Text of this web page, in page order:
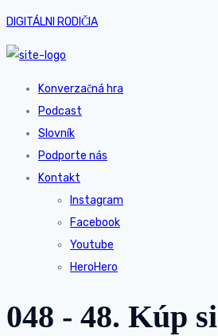
DIGITÁLNI RODIČIA
Konverzačná hra
Podcast
Slovník
Podporte nás
Kontakt
Instagram
Facebook
Youtube
HeroHero
048 - 48. Kúp